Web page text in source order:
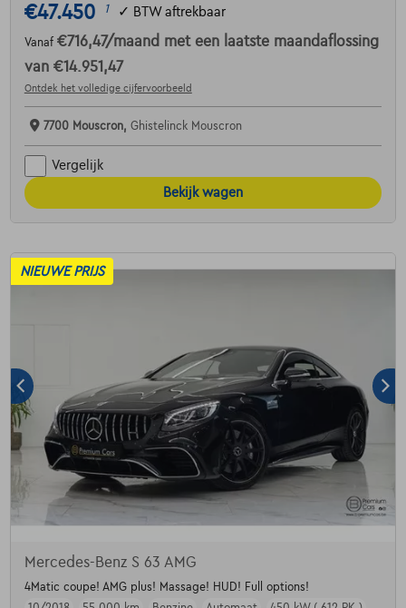
€47.450 1 ✓ BTW aftrekbaar
Vanaf €716,47/maand met een laatste maandaflossing
van €14.951,47
Ontdek het volledige cijfervoorbeeld
7700 Mouscron, Ghistelinck Mouscron
Vergelijk
Bekijk wagen
NIEUWE PRIJS
Mercedes-Benz S 63 AMG
4Matic coupe! AMG plus! Massage! HUD! Full options!